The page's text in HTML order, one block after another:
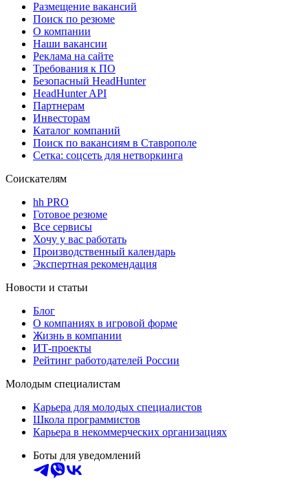
Размещение вакансий
Поиск по резюме
О компании
Наши вакансии
Реклама на сайте
Требования к ПО
Безопасный HeadHunter
HeadHunter API
Партнерам
Инвесторам
Каталог компаний
Поиск по вакансиям в Ставрополе
Сетка: соцсеть для нетворкинга
Соискателям
hh PRO
Готовое резюме
Все сервисы
Хочу у вас работать
Производственный календарь
Экспертная рекомендация
Новости и статьи
Блог
О компаниях в игровой форме
Жизнь в компании
ИТ-проекты
Рейтинг работодателей России
Молодым специалистам
Карьера для молодых специалистов
Школа программистов
Карьера в некоммерческих организациях
Боты для уведомлений